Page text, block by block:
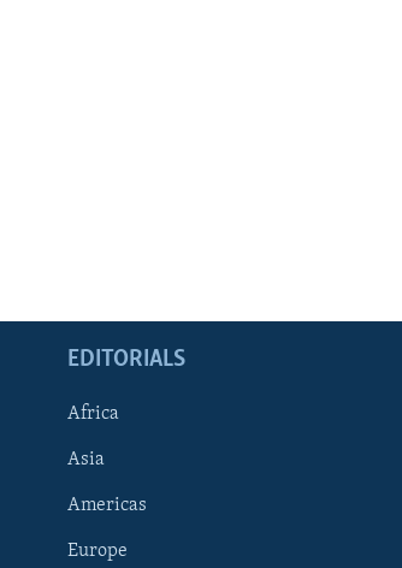
EDITORIALS
Africa
Asia
Americas
Europe